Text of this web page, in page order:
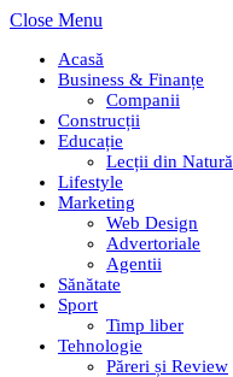
Close Menu
Acasă
Business & Finanțe
Companii
Construcții
Educație
Lecții din Natură
Lifestyle
Marketing
Web Design
Advertoriale
Agentii
Sănătate
Sport
Timp liber
Tehnologie
Păreri și Review